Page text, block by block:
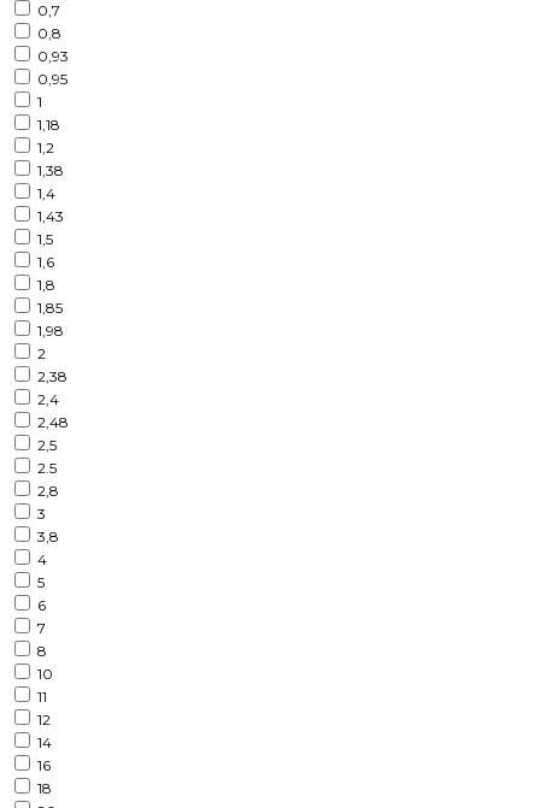
0,7
0,8
0,93
0,95
1
1,18
1,2
1,38
1,4
1,43
1,5
1,6
1,8
1,85
1,98
2
2,38
2,4
2,48
2,5
2.5
2,8
3
3,8
4
5
6
7
8
10
11
12
14
16
18